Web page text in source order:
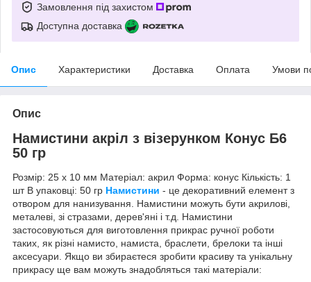
Замовлення під захистом
Доступна доставка
Опис Характеристики Доставка Оплата Умови
Опис
Намистини акріл з візерунком Конус Б6
50 гр
Розмір: 25 х 10 мм Матеріал: акрил Форма: конус Кількість: 1
шт В упаковці: 50 гр Намистини - це декоративний елемент з
отвором для нанизування. Намистини можуть бути акрилові,
металеві, зі стразами, дерев'яні і т.д. Намистини
застосовуються для виготовлення прикрас ручної роботи
таких, як різні намисто, намиста, браслети, брелоки та інші
аксесуари. Якщо ви збираєтеся зробити красиву та унікальну
прикрасу ще вам можуть знадобляться такі матеріали: